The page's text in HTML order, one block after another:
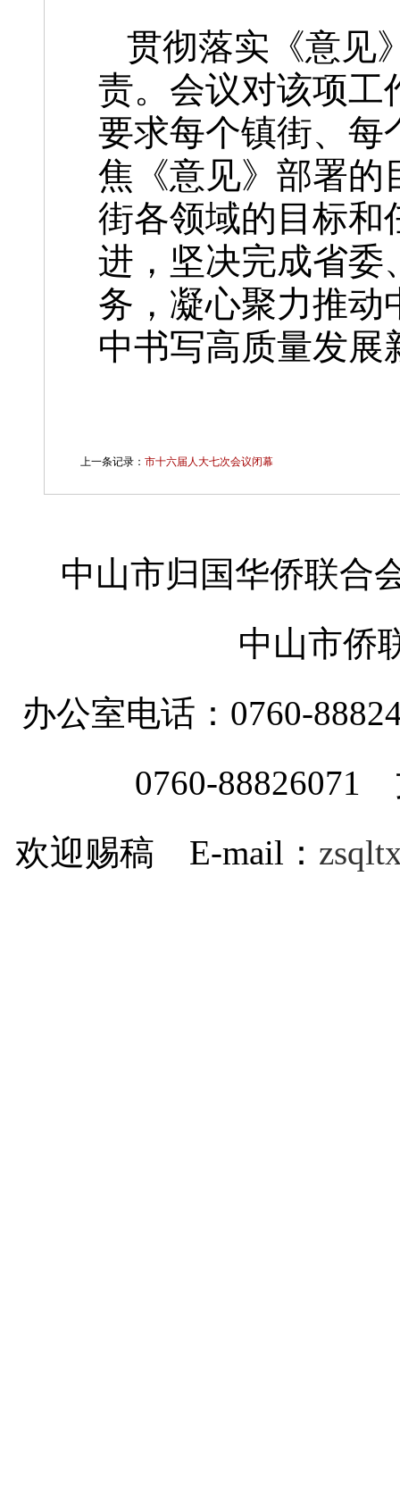
贯彻落实《意见
责。会议对该项工
要求每个镇街、每
焦《意见》部署的
街各领域的目标和
进，坚决完成省委
务，凝心聚力推动
中书写高质量发展
上一条记录： 市十六届人大七次会议闭幕
中山市归国华侨联合
中山市侨
办公室电话：0760-
0760-88826071
欢迎赐稿 E-mail：